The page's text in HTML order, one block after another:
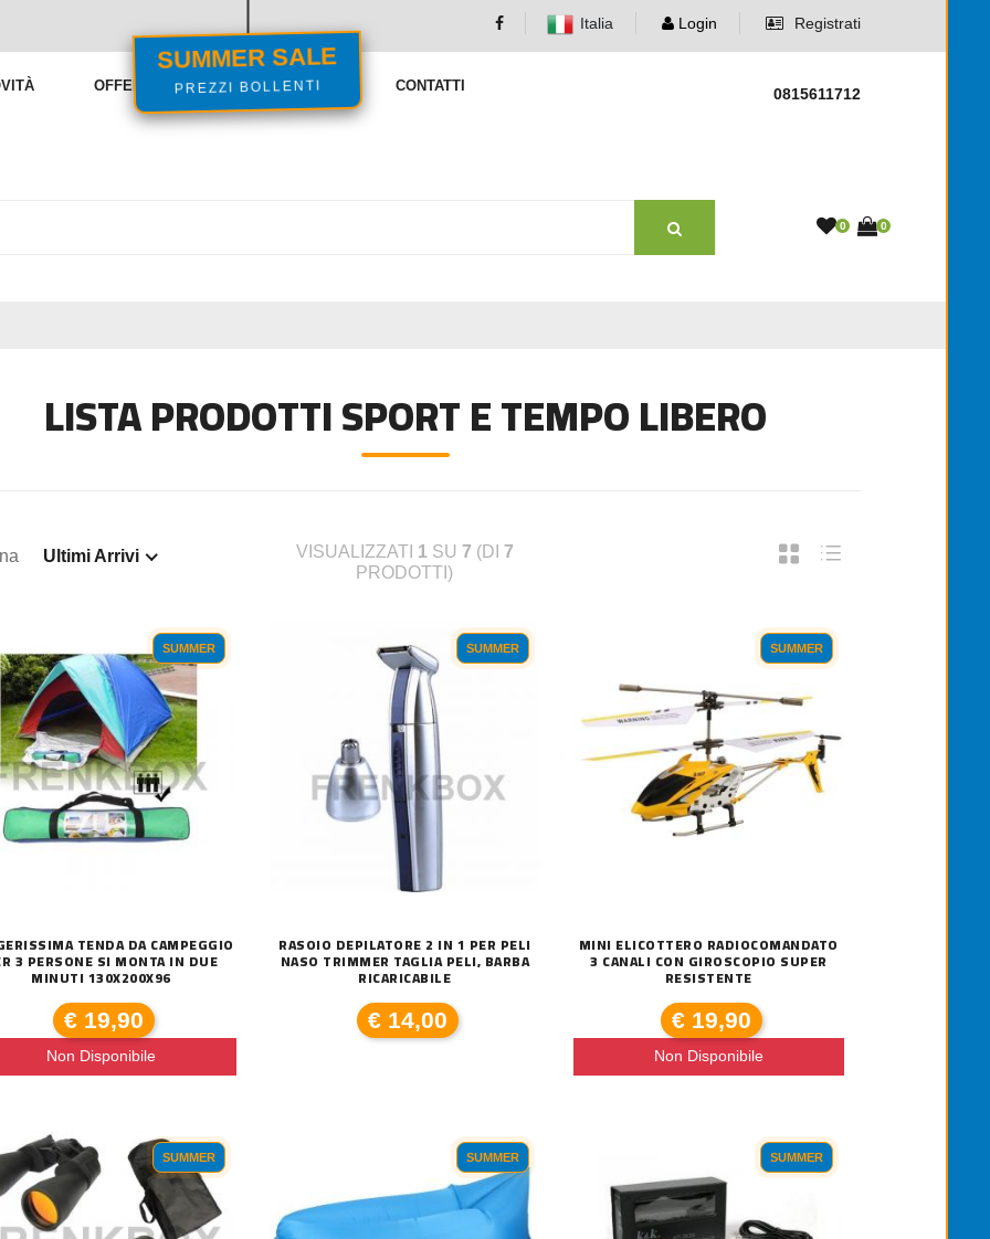
SUMMER SALE
PREZZI BOLLENTI
Italia Login Registrati
OFFERTE VENDITE FLASH CONTATTI 0815611712
0 0
CATENA LUMINOSA DA ESTERNO SOLARE 1 TELECAMERA VIDEOSORVEGLIANZA IP WIF
LISTA PRODOTTI SPORT E TEMPO LIBERO
Ultimi Arrivi VISUALIZZATI 1 SU 7 (DI 7
PRODOTTI)
SUMMER
TENDA DA CAMPEGGIO
3 PERSONE SI MONTA IN DUE
MINUTI 130X200X96
€ 19,90
Non Disponibile
SUMMER
RASOIO DEPILATORE 2 IN 1 PER PELI
NASO TRIMMER TAGLIA PELI, BARBA
RICARICABILE
€ 14,00
SUMMER
MINI ELICOTTERO RADIOCOMANDATO
3 CANALI CON GIROSCOPIO SUPER
RESISTENTE
€ 19,90
Non Disponibile
SUMMER SUMMER SUMMER